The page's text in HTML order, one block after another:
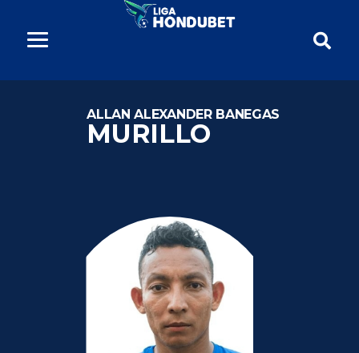
ALLAN ALEXANDER BANEGAS
MURILLO